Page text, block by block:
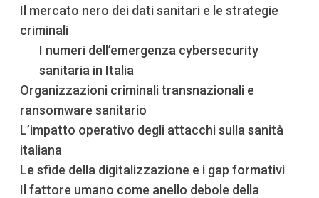
Il mercato nero dei dati sanitari e le strategie
criminali
I numeri dell’emergenza cybersecurity
sanitaria in Italia
Organizzazioni criminali transnazionali e
ransomware sanitario
L’impatto operativo degli attacchi sulla sanità
italiana
Le sfide della digitalizzazione e i gap formativi
Il fattore umano come anello debole della